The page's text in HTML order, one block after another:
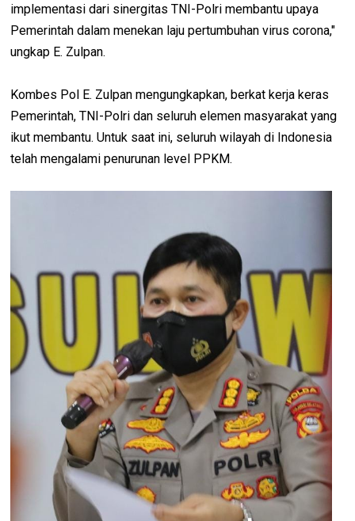
implementasi dari sinergitas TNI-Polri membantu upaya
Pemerintah dalam menekan laju pertumbuhan virus corona,"
ungkap E. Zulpan.
Kombes Pol E. Zulpan mengungkapkan, berkat kerja keras
Pemerintah, TNI-Polri dan seluruh elemen masyarakat yang
ikut membantu. Untuk saat ini, seluruh wilayah di Indonesia
telah mengalami penurunan level PPKM.